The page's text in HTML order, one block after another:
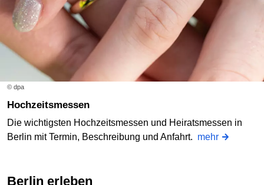
© dpa
Hochzeitsmessen
Die wichtigsten Hochzeitsmessen und Heiratsmessen in
Berlin mit Termin, Beschreibung und Anfahrt. mehr
Berlin erleben